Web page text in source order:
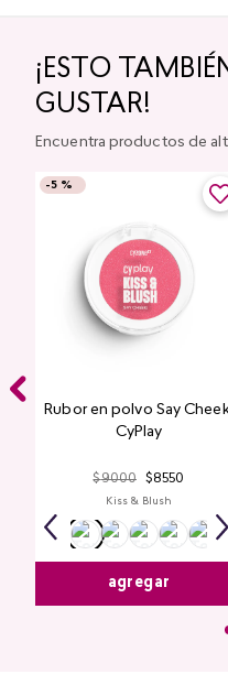
¡ESTO
GUSTAR!
Encuentra productos de
-5 %
Rubor en polvo Say
CyPlay
$9000 $8550
Kiss & Blush
agregar